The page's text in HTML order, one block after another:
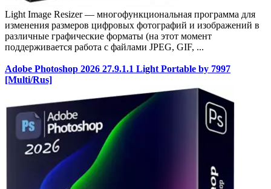
Light Image Resizer — многофункциональная программа для
изменения размеров цифровых фотографий и изображений в
различные графические форматы (на этот момент
поддерживается работа с файлами JPEG, GIF, ...
Adobe Photoshop 2026 27.9.1.1 Light Portable by 7997
[Multi/Rus]